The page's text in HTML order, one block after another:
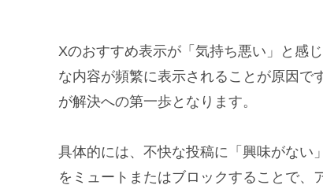
Xのおすすめ表示が「気持ち悪い」と感
な内容が頻繁に表示されることが原因で
が解決への第一歩となります。
具体的には、不快な投稿に「興味がない
をミュートまたはブロックすることで